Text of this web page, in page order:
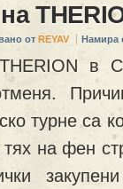
от REYAV Намира
в
турне са
тях на фен